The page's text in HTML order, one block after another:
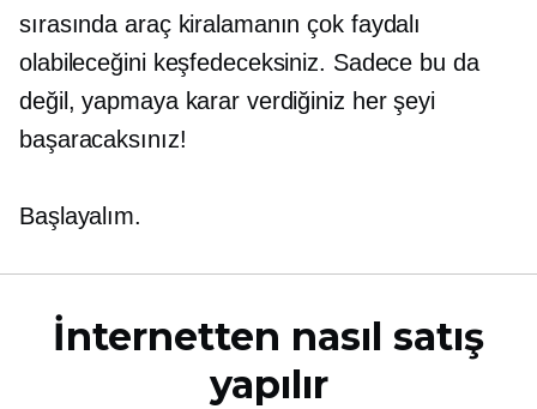
sırasında araç kiralamanın çok faydalı
olabileceğini keşfedeceksiniz. Sadece bu da
değil, yapmaya karar verdiğiniz her şeyi
başaracaksınız!
Başlayalım.
İnternetten nasıl satış
yapılır